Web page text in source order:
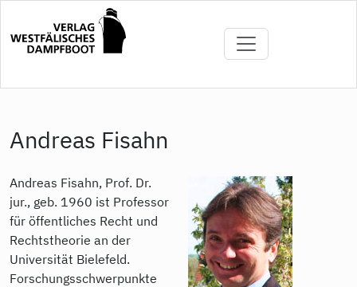
Inhalt
Andreas Fisahn
Andreas Fisahn, Prof. Dr.
jur., geb. 1960 ist Professor
für öffentliches Recht und
Rechtstheorie an der
Universität Bielefeld.
Forschungsschwerpunkte